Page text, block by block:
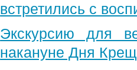
встретились с
Экскурсию для
накануне Дня